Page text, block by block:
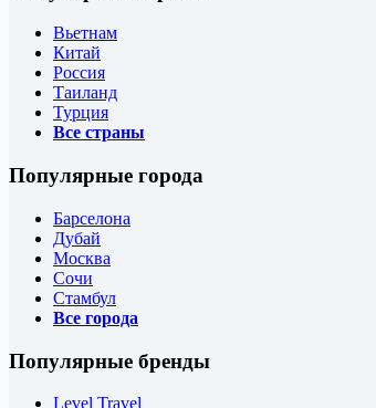
Вьетнам
Китай
Россия
Таиланд
Турция
Все страны
Популярные города
Барселона
Дубай
Москва
Сочи
Стамбул
Все города
Популярные бренды
Level Travel